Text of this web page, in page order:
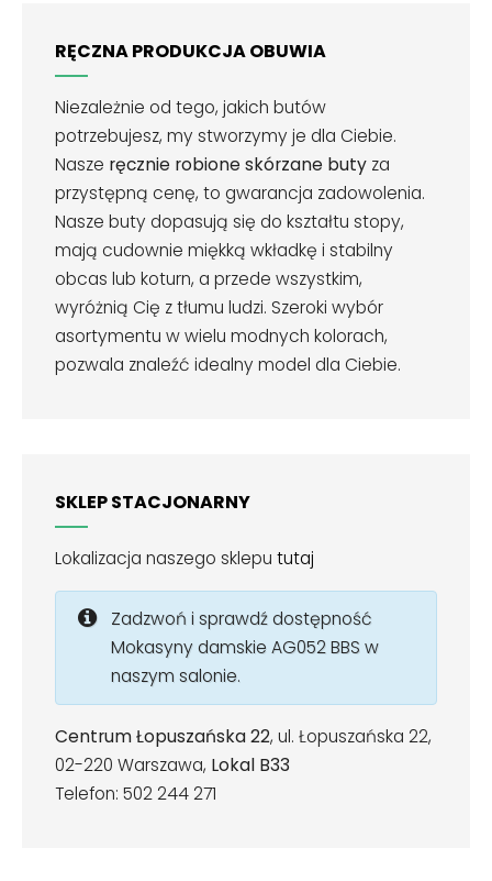
RĘCZNA PRODUKCJA OBUWIA
Niezależnie od tego, jakich butów
potrzebujesz, my stworzymy je dla Ciebie.
Nasze ręcznie robione skórzane buty za
przystępną cenę, to gwarancja zadowolenia.
Nasze buty dopasują się do kształtu stopy,
mają cudownie miękką wkładkę i stabilny
obcas lub koturn, a przede wszystkim,
wyróżnią Cię z tłumu ludzi. Szeroki wybór
asortymentu w wielu modnych kolorach,
pozwala znaleźć idealny model dla Ciebie.
SKLEP STACJONARNY
Lokalizacja naszego sklepu tutaj
Zadzwoń i sprawdź dostępność
Mokasyny damskie AG052 BBS w
naszym salonie.
Centrum Łopuszańska 22, ul. Łopuszańska 22,
02-220 Warszawa, Lokal B33
Telefon: 502 244 271